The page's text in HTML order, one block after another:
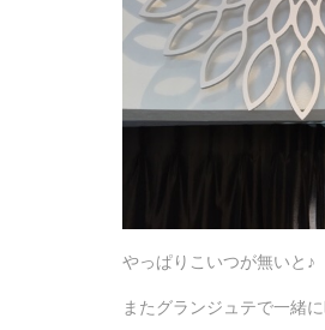
やっぱりこいつが無いと♪
またグランジュテで一緒